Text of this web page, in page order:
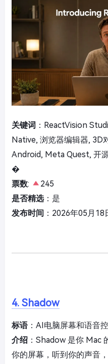
关键词 ：ReactVision
Native, 浏览器编辑器, 3D
Android, Meta Quest, 开
�
票数:
245
是否精选：是
发布时间 ：2026年05月
4. Shadow
标语：AI电脑屏幕和语音
介绍 ：Shadow 是你 Mac
你的屏幕，听到你的声音